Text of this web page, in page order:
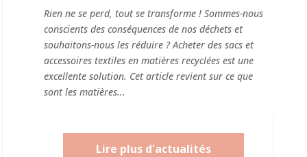
Rien ne se perd, tout se transforme ! Sommes-nous
conscients des conséquences de nos déchets et
souhaitons-nous les réduire ? Acheter des sacs et
accessoires textiles en matières recyclées est une
excellente solution. Cet article revient sur ce que
sont les matières...
Lire plus d'actualités